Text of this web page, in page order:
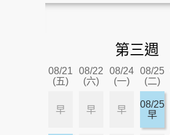
第三週
08/21
(五)
08/22
(六)
08/24
(一)
08/25
(二)
早 早 早
08/25
早